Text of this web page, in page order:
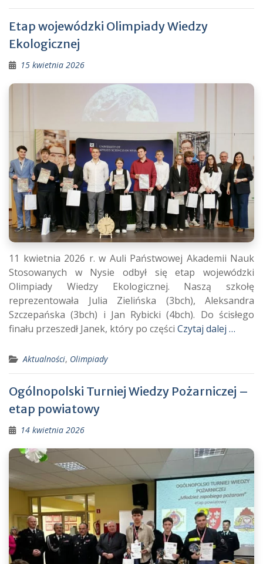
Etap wojewódzki Olimpiady Wiedzy
Ekologicznej
15 kwietnia 2026
11 kwietnia 2026 r. w Auli Państwowej Akademii Nauk
Stosowanych w Nysie odbył się etap wojewódzki
Olimpiady Wiedzy Ekologicznej. Naszą szkołę
reprezentowała Julia Zielińska (3bch), Aleksandra
Szczepańska (3bch) i Jan Rybicki (4bch). Do ścisłego
finału przeszedł Janek, który po części Czytaj dalej …
Aktualności, Olimpiady
Ogólnopolski Turniej Wiedzy Pożarniczej –
etap powiatowy
14 kwietnia 2026